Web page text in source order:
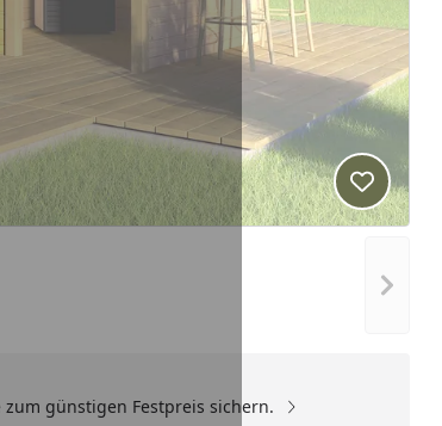
Produkt
günstigen Festpreis sichern.